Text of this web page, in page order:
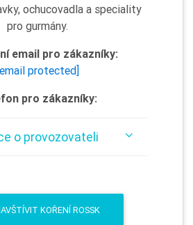
ochucovadla a speciality
pro gurmány.
email pro zákazníky:
protected]
pro zákazníky:
o provozovateli
KOŘENÍ ROSSK